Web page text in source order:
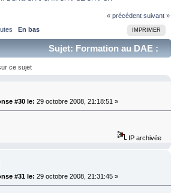
« précédent suivant »
IMPRIMER
En bas
Sujet: Formation au DAE :
CFAPSE/CFAPSR (Lu 124444
ce sujet
#30 le: 29 octobre 2008, 21:18:51 »
IP archivée
#31 le: 29 octobre 2008, 21:31:45 »